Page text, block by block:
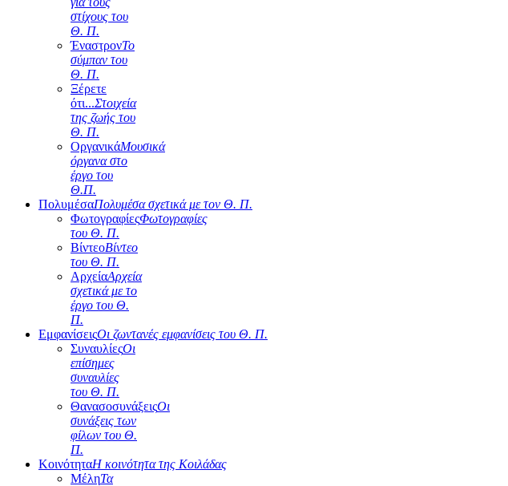
στίχους του
Θ. Π.
ΈναστρονΤο
σύμπαν του
Θ. Π.
Ξέρετε
ότι...Στοιχεία
της ζωής του
Θ. Π.
ΟργανικάΜουσικά
όργανα στο
έργο του
Θ.Π.
ΠολυμέσαΠολυμέσα σχετικά με τον Θ. Π.
ΦωτογραφίεςΦωτογραφίες
του Θ. Π.
ΒίντεοΒίντεο
του Θ. Π.
ΑρχείαΑρχεία
σχετικά με το
έργο του Θ.
Π.
ΕμφανίσειςΟι ζωντανές εμφανίσεις του Θ. Π.
ΣυναυλίεςΟι
επίσημες
συναυλίες
του Θ. Π.
ΘανασοσυνάξειςΟι
συνάξεις των
φίλων του Θ.
Π.
ΚοινότηταΗ κοινότητα της Κοιλάδας
ΜέληΤα